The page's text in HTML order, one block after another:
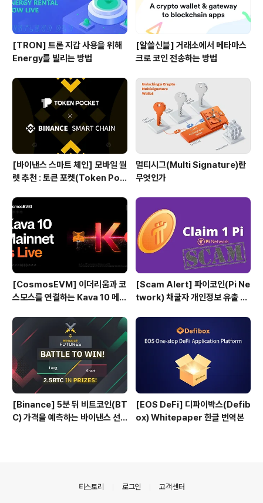
[TRON] 트론 지갑 사용을 위해
Energy를 빌리는 방법
[알쓸신블] 거래소에서 메타마스
크로 코인 전송하는 방법
[바이낸스 스마트 체인] 모바일 월
렛 추천 : 토큰 포켓(Token Poc
멀티시그(Multi Signature)란
무엇인가
[CosmosEVM] 이더리움과 코
스모스를 연결하는 Kava 10 메인
[Scam Alert] 파이코인(Pi Ne
twork) 채굴자 개인정보 유출 위
[Binance] 5분 뒤 비트코인(BT
C) 가격을 예측하는 바이낸스 선
[EOS DeFi] 디파이박스(Defib
ox) Whitepaper 한글 번역본
티스토리 로그인 고객센터